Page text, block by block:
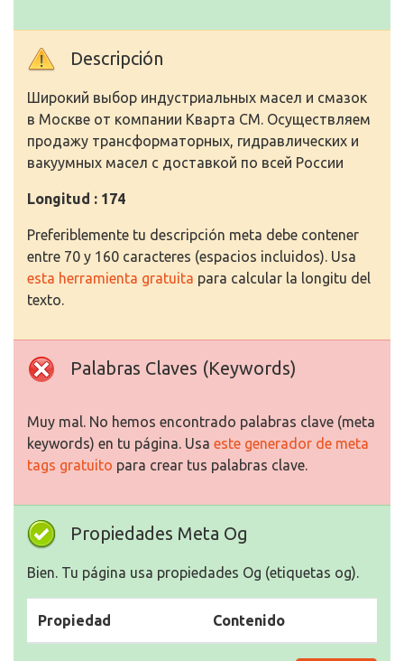
Descripción
Широкий выбор индустриальных масел и смазок
в Москве от компании Кварта СМ. Осуществляем
продажу трансформаторных, гидравлических и
вакуумных масел с доставкой по всей России
Longitud : 174
Preferiblemente tu descripción meta debe contener
entre 70 y 160 caracteres (espacios incluidos). Usa
esta herramienta gratuita para calcular la longitu del
texto.
Palabras Claves (Keywords)
Muy mal. No hemos encontrado palabras clave (meta
keywords) en tu página. Usa este generador de meta
tags gratuito para crear tus palabras clave.
Propiedades Meta Og
Bien. Tu página usa propiedades Og (etiquetas og).
Propiedad Contenido